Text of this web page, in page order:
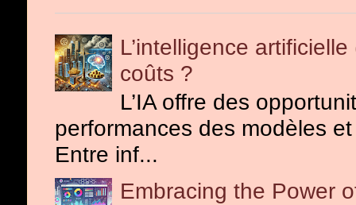
L’intelligence
coûts ?
L’IA offre des
performances des modèles
Entre inf...
Embracing the Power